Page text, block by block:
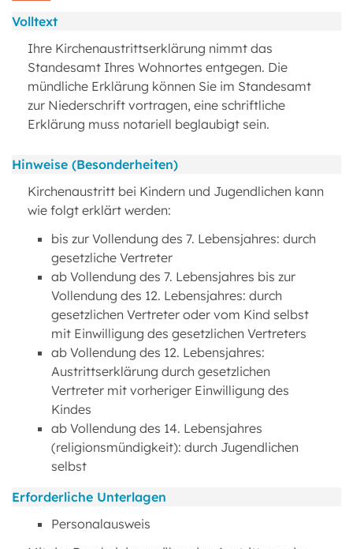
Volltext
Ihre Kirchenaustrittserklärung nimmt das
Standesamt Ihres Wohnortes entgegen. Die
mündliche Erklärung können Sie im Standesamt
zur Niederschrift vortragen, eine schriftliche
Erklärung muss notariell beglaubigt sein.
Hinweise (Besonderheiten)
Kirchenaustritt bei Kindern und Jugendlichen kann
wie folgt erklärt werden:
bis zur Vollendung des 7. Lebensjahres: durch
gesetzliche Vertreter
ab Vollendung des 7. Lebensjahres bis zur
Vollendung des 12. Lebensjahres: durch
gesetzlichen Vertreter oder vom Kind selbst
mit Einwilligung des gesetzlichen Vertreters
ab Vollendung des 12. Lebensjahres:
Austrittserklärung durch gesetzlichen
Vertreter mit vorheriger Einwilligung des
Kindes
ab Vollendung des 14. Lebensjahres
(religionsmündigkeit): durch Jugendlichen
selbst
Erforderliche Unterlagen
Personalausweis